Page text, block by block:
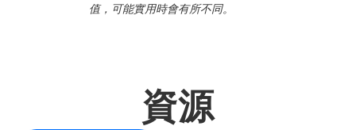
值，可能實用時會有所不同。
資源